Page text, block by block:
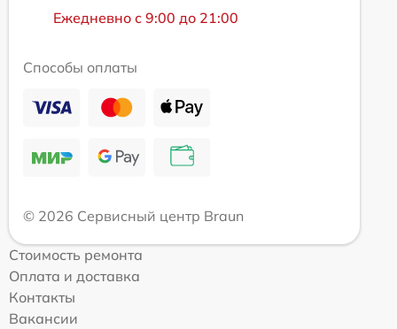
Ежедневно с 9:00 до 21:00
Способы оплаты
© 2026 Сервисный центр Braun
Стоимость ремонта
Оплата и доставка
Контакты
Вакансии